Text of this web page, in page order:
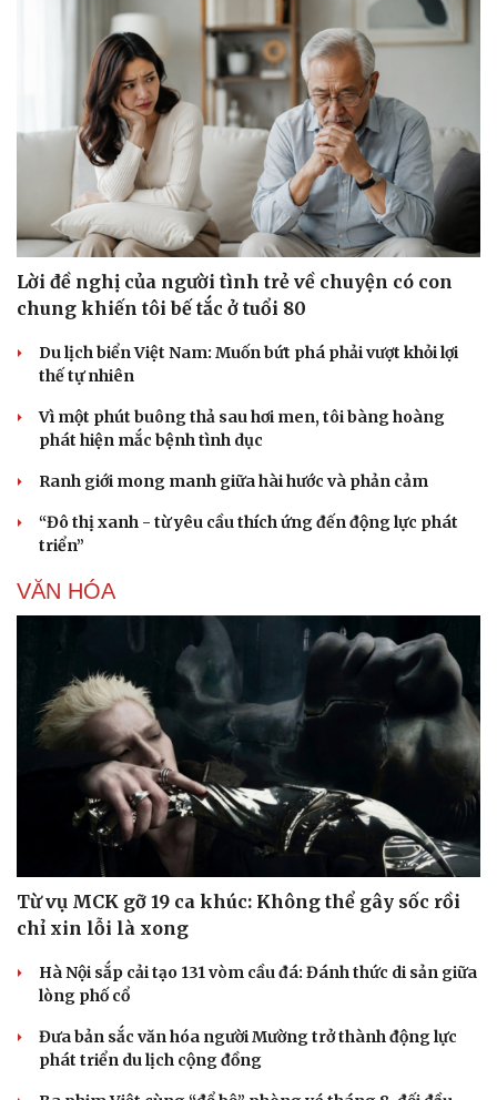
Văn hóa
Văn học
Di sản
Thời trang
Sao Việt
Lời đề nghị của người tình trẻ về chuyện có con
chung khiến tôi bế tắc ở tuổi 80
Du lịch biển Việt Nam: Muốn bứt phá phải vượt khỏi lợi
thế tự nhiên
Vì một phút buông thả sau hơi men, tôi bàng hoàng
phát hiện mắc bệnh tình dục
Ranh giới mong manh giữa hài hước và phản cảm
“Đô thị xanh - từ yêu cầu thích ứng đến động lực phát
triển”
VĂN HÓA
Từ vụ MCK gỡ 19 ca khúc: Không thể gây sốc rồi
chỉ xin lỗi là xong
Hà Nội sắp cải tạo 131 vòm cầu đá: Đánh thức di sản giữa
lòng phố cổ
Đưa bản sắc văn hóa người Mường trở thành động lực
phát triển du lịch cộng đồng